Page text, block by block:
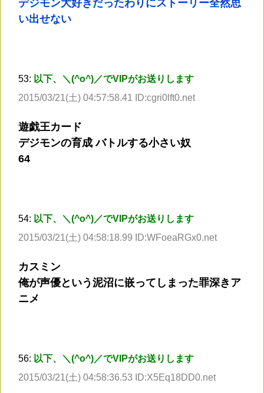
デジモン大好きだったわりにストーリー全然思
い出せない
53: 以下、＼(^o^)／でVIPがお送りします
2015/03/21(土) 04:57:58.41 ID:cgri0lft0.net
遊戯王カード
デジモンの育成 バトルする小さい奴
64
54: 以下、＼(^o^)／でVIPがお送りします
2015/03/21(土) 04:58:18.99 ID:WFoeaRGx0.net
カスミン
俺が声優という泥沼に嵌ってしまった罪深きア
ニメ
56: 以下、＼(^o^)／でVIPがお送りします
2015/03/21(土) 04:58:36.53 ID:X5Eq18DD0.net